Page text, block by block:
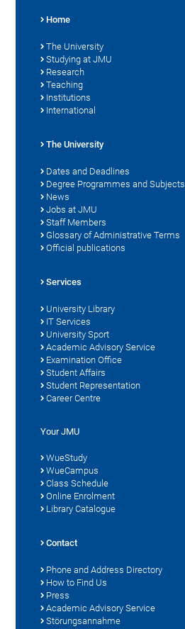
Home
The University
Studying at JMU
Research
Teaching
Institutions
International
The University
Dates and Deadlines
Degree Programmes and Subjects
News
Jobs at JMU
Staff Members
Glossary of Administrative Terms
Official publications
Services
University Library
IT Services
University Sport
Academic Advisory Service
Examination Office
Student Affairs
Student Representation
Career Centre
Your JMU
WueStudy
WueCampus
Class Schedule
Online Enrolment
Library Catalogue
Contact
Phone and Address Directory
How to Find Us
Press
Academic Advisory Service
Störungsannahme